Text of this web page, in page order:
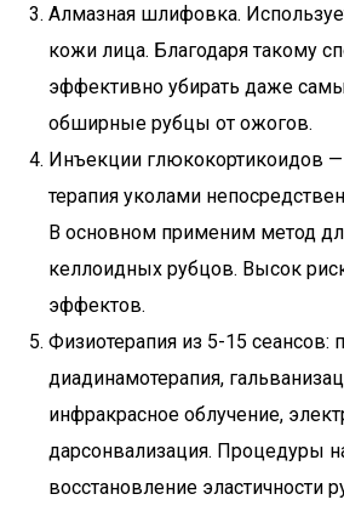
Алмазная шлифовка.
кожи лица. Благодаря такому
эффективно убирать даже
обширные рубцы от ожогов.
Инъекции глюкокортикоидов
терапия уколами
В основном применим метод
келлоидных рубцов. Высок
эффектов.
Физиотерапия из 5-15 сеансов:
диадинамотерапия,
инфракрасное облучение,
дарсонвализация. Процедуры
восстановление эластичности